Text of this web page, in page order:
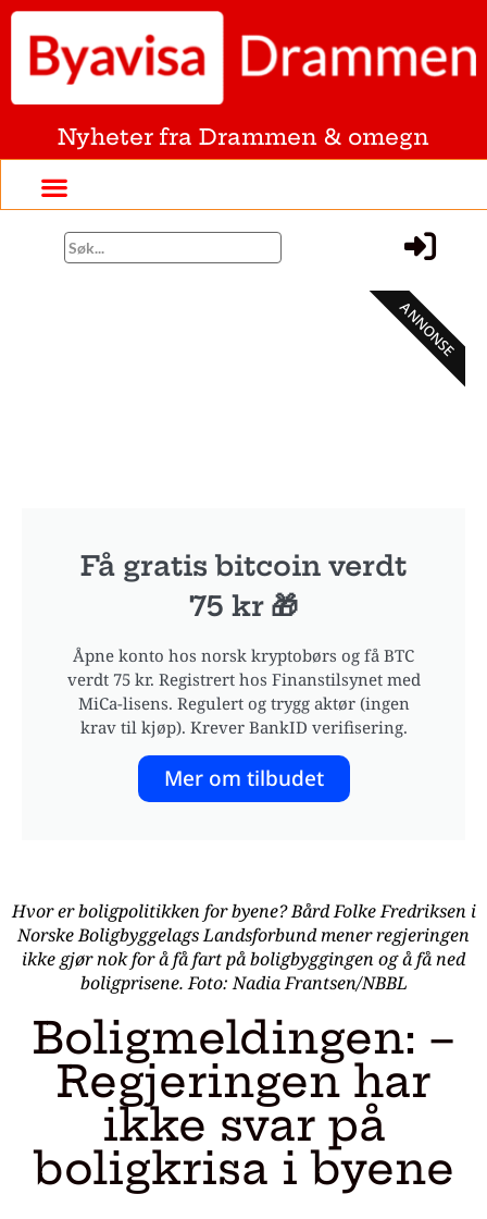
Nyheter fra Drammen & omegn
Få gratis bitcoin verdt
75 kr 🎁
Åpne konto hos norsk kryptobørs og få BTC
verdt 75 kr. Registrert hos Finanstilsynet med
MiCa-lisens. Regulert og trygg aktør (ingen
krav til kjøp). Krever BankID verifisering.
Mer om tilbudet
ANNONSE
Hvor er boligpolitikken for byene? Bård Folke Fredriksen i
Norske Boligbyggelags Landsforbund mener regjeringen
ikke gjør nok for å få fart på boligbyggingen og å få ned
boligprisene. Foto: Nadia Frantsen/NBBL
Boligmeldingen: –
Regjeringen har
ikke svar på
boligkrisa i byene